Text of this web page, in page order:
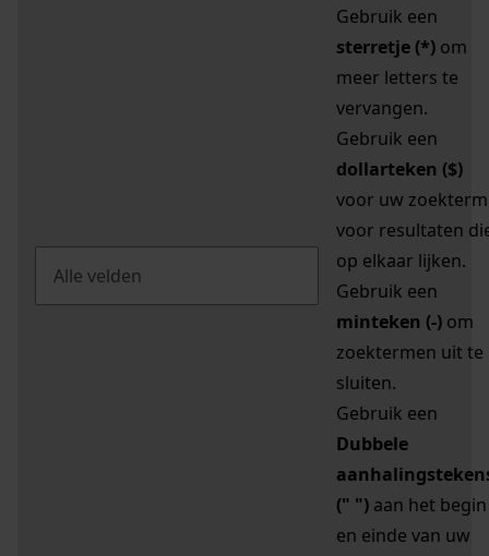
Gebruik een
sterretje (*) om
meer letters te
vervangen.
Gebruik een
dollarteken ($)
voor uw zoekterm
voor resultaten
op elkaar lijken.
Gebruik een
minteken (-) om
zoektermen uit te
sluiten.
Gebruik een
Dubbele
(" ") aan het begin
en einde van uw